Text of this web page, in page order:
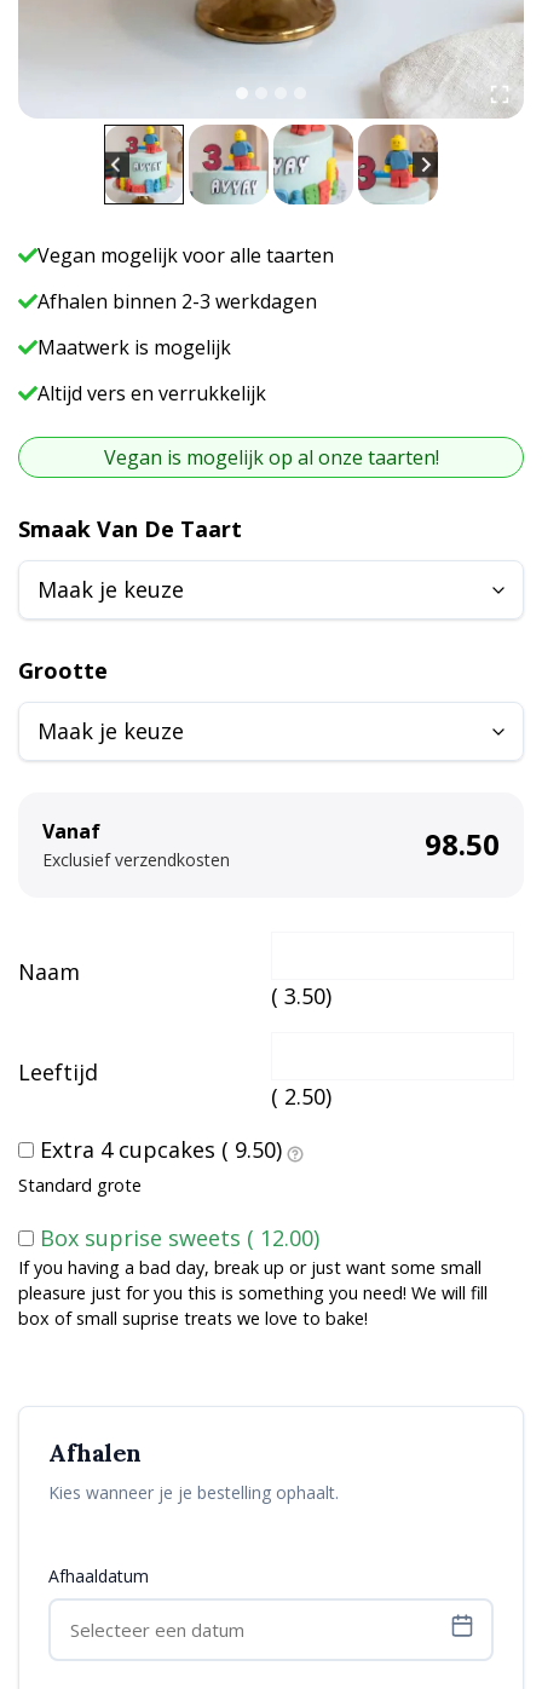
Vegan mogelijk voor alle taarten
Afhalen binnen 2-3 werkdagen
Maatwerk is mogelijk
Altijd vers en verrukkelijk
Vegan is mogelijk op al onze taarten!
Smaak Van De Taart
Grootte
Vanaf
Exclusief verzendkosten 98.50
Naam
( 3.50)
Leeftijd
( 2.50)
Extra 4 cupcakes ( 9.50)
Standard grote
Box suprise sweets ( 12.00)
If you having a bad day, break up or just want some small
pleasure just for you this is something you need! We will fill
box of small suprise treats we love to bake!
Afhalen
Kies wanneer je je bestelling ophaalt.
Afhaaldatum
A
l
e
n
t